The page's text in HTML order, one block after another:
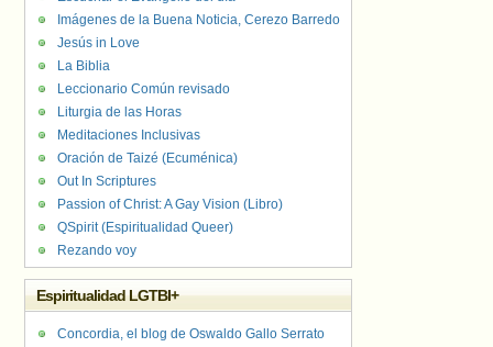
Imágenes de la Buena Noticia, Cerezo Barredo
Jesús in Love
La Biblia
Leccionario Común revisado
Liturgia de las Horas
Meditaciones Inclusivas
Oración de Taizé (Ecuménica)
Out In Scriptures
Passion of Christ: A Gay Vision (Libro)
QSpirit (Espiritualidad Queer)
Rezando voy
Espiritualidad LGTBI+
Concordia, el blog de Oswaldo Gallo Serrato